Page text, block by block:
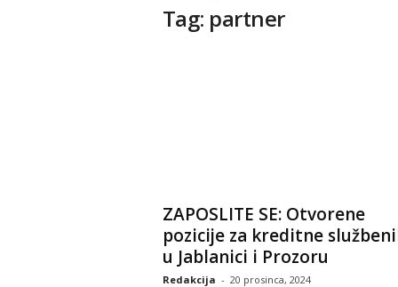
Tag: partner
ZAPOSLITE SE: Otvorene
pozicije za kreditne
u Jablanici i Prozoru
Redakcija - 20 prosinca, 2024